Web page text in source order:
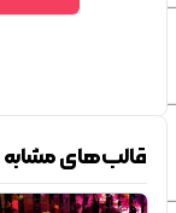
قالب‌های مشابه